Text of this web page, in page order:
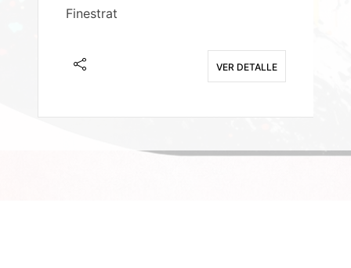
Finestrat
VER DETALLE